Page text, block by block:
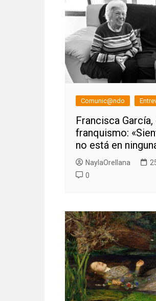
Comunic@ndo
Francisca
franquismo:
no está en
NaylaOrellana
0